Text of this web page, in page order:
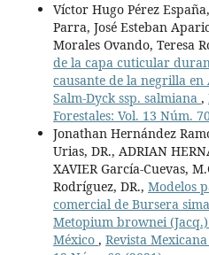
Víctor Hugo Pérez
Parra, José Esteban
Morales Ovando, Teresa
de la capa cuticular
causante de la negrilla en
Salm-Dyck ssp. salmiana ,
Forestales: Vol. 13 Núm.
Jonathan Hernández
Urias, DR., ADRIAN
XAVIER García-Cuevas,
Rodríguez, DR., Modelos
comercial de Bursera
Metopium brownei
México , Revista